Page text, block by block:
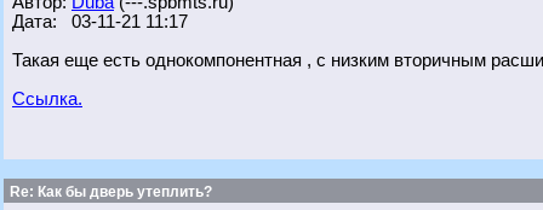
Дата: 03-11-21 11:17
Такая еще есть однокомпонентная , с низким вторичным
Ссылка.
Re: Как бы дверь утеплить?